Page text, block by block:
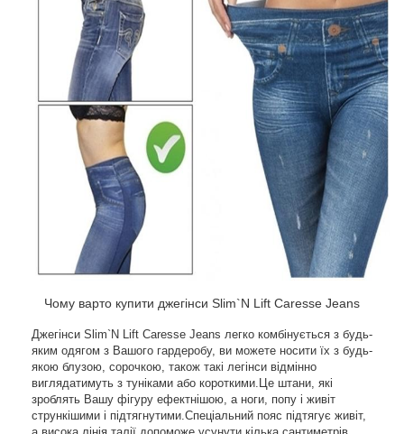
Чому варто купити джегінси Slim`N Lift Caresse Jeans
Джегінси Slim`N Lift Caresse Jeans легко комбінується з будь-
яким одягом з Вашого гардеробу, ви можете носити їх з будь-
якою блузою, сорочкою, також такі легінси відмінно
виглядатимуть з туніками або короткими.Це штани, які
зроблять Вашу фігуру ефектнішою, а ноги, попу і живіт
стрункішими і підтягнутими.Спеціальний пояс підтягує живіт,